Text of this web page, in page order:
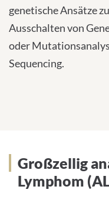
genetische Ansätze
Ausschalten von
oder
Sequencing.
Großzellig
Lymphom
Großzellig
Lymphom